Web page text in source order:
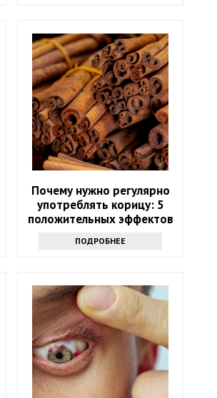
Почему нужно регулярно
употреблять корицу: 5
положительных эффектов
ПОДРОБНЕЕ